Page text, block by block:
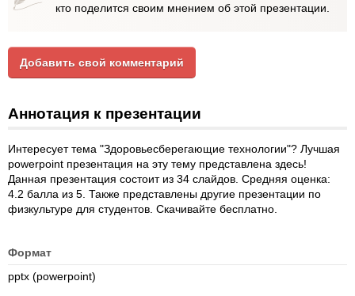
кто поделится своим мнением об этой презентации.
Добавить свой комментарий
Аннотация к презентации
Интересует тема "Здоровьесберегающие технологии"? Лучшая
powerpoint презентация на эту тему представлена здесь!
Данная презентация состоит из 34 слайдов. Средняя оценка:
4.2 балла из 5. Также представлены другие презентации по
физкультуре для студентов. Скачивайте бесплатно.
Формат
pptx (powerpoint)